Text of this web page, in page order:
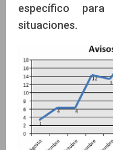
específico
situaciones.